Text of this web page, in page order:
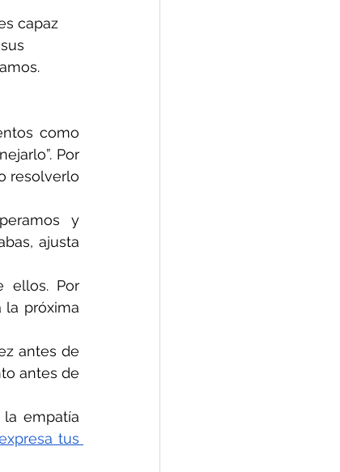
capaz
como
Por
resolverlo
y
ajusta
ellos. Por
la próxima
antes de
antes de
empatía
tus